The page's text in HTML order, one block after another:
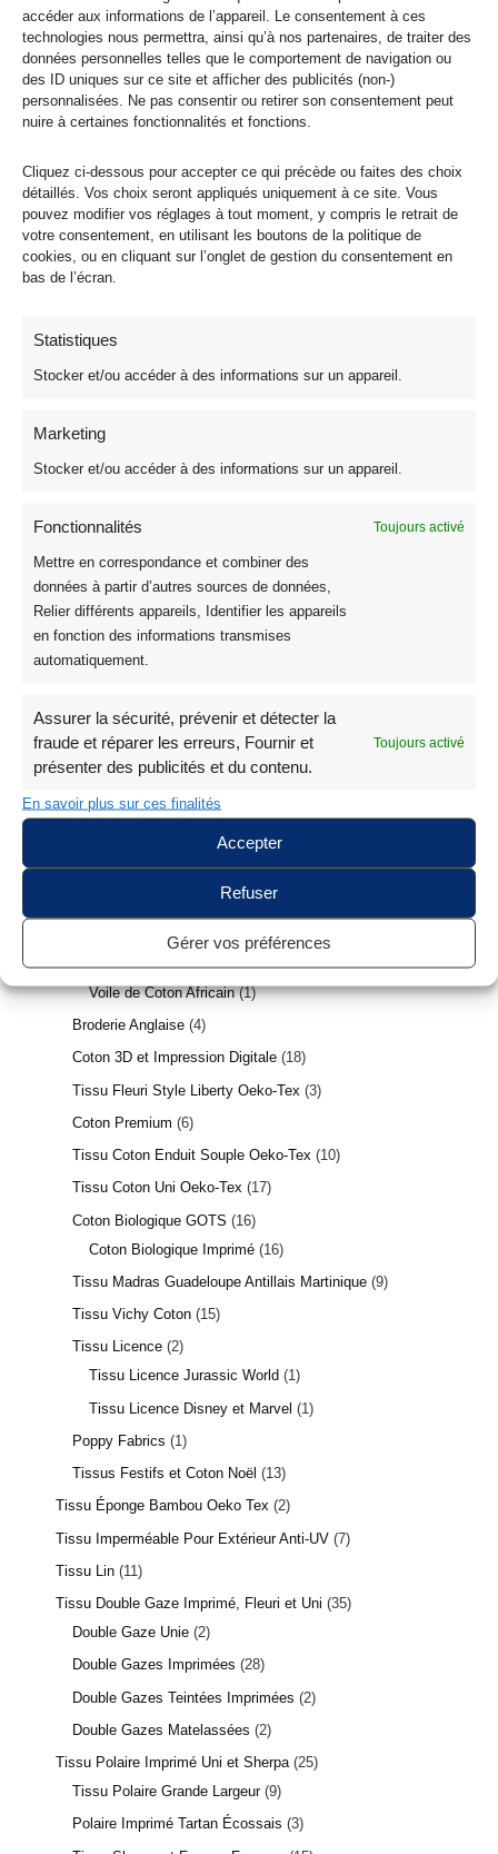
accéder aux informations de l’appareil. Le consentement à ces
technologies nous permettra, ainsi qu’à nos partenaires, de traiter des
données personnelles telles que le comportement de navigation ou
des ID uniques sur ce site et afficher des publicités (non-)
personnalisées. Ne pas consentir ou retirer son consentement peut
nuire à certaines fonctionnalités et fonctions.
Cliquez ci-dessous pour accepter ce qui précède ou faites des choix
détaillés. Vos choix seront appliqués uniquement à ce site. Vous
pouvez modifier vos réglages à tout moment, y compris le retrait de
votre consentement, en utilisant les boutons de la politique de
cookies, ou en cliquant sur l’onglet de gestion du consentement en
bas de l’écran.
Statistiques
Stocker et/ou accéder à des informations sur un appareil.
Marketing
Stocker et/ou accéder à des informations sur un appareil.
Fonctionnalités Toujours activé
Mettre en correspondance et combiner des
données à partir d’autres sources de données,
Relier différents appareils, Identifier les appareils
en fonction des informations transmises
automatiquement.
Assurer la sécurité, prévenir et détecter la
fraude et réparer les erreurs, Fournir et
présenter des publicités et du contenu.
Toujours activé
En savoir plus sur ces finalités
Accepter
Refuser
Gérer vos préférences
ici…
Nom*
E-
mail*
Site
Tissus 337
Les Meilleures Ventes
23
Coton 135
Coton Imprimé Oeko Tex 26
Voile de Coton Africain 1
Broderie Anglaise 4
Coton 3D et Impression Digitale 18
Tissu Fleuri Style Liberty Oeko-Tex 3
Coton Premium 6
Tissu Coton Enduit Souple Oeko-Tex
10
Tissu Coton Uni Oeko-Tex
17
Coton Biologique GOTS
16
Coton Biologique Imprimé 16
Tissu Madras Guadeloupe Antillais Martinique 9
Tissu Vichy Coton 15
Tissu Licence 2
Tissu Licence Jurassic World
1
Tissu Licence Disney et Marvel
1
Poppy Fabrics
1
Tissus Festifs et Coton Noël
13
Tissu Éponge Bambou Oeko Tex 2
Tissu Imperméable Pour Extérieur Anti-UV 7
Tissu Lin 11
Tissu Double Gaze Imprimé, Fleuri et Uni 35
Double Gaze Unie 2
Double Gazes Imprimées 28
Double Gazes Teintées Imprimées
2
Double Gazes Matelassées
2
Tissu Polaire Imprimé Uni et Sherpa 25
Tissu Polaire Grande Largeur 9
Polaire Imprimé Tartan Écossais 3